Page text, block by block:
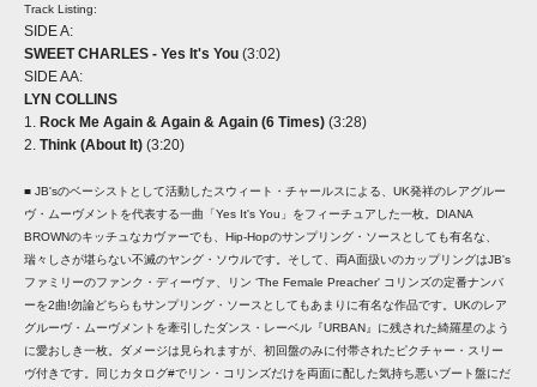
Track Listing:
SIDE A:
SWEET CHARLES - Yes It's You (3:02)
SIDE AA:
LYN COLLINS
1. Rock Me Again & Again & Again (6 Times) (3:28)
2. Think (About It) (3:20)
■ JB'sのベーシストとして活動したスウィート・チャールスによる、UK発祥のレアグルー
ヴ・ムーヴメントを代表する一曲「Yes It's You」をフィーチュアした一枚。DIANA
BROWNのキッチュなカヴァーでも、Hip-Hopのサンプリング・ソースとしても有名な、
瑞々しさが堪らない不滅のヤング・ソウルです。そして、両A面扱いのカップリングはJB's
ファミリーのファンク・ディーヴァ、リン ‘The Female Preacher' コリンズの定番ナンバ
ーを2曲!勿論どちらもサンプリング・ソースとしてもあまりに有名な作品です。UKのレア
グルーヴ・ムーヴメントを牽引したダンス・レーベル『URBAN』に残された綺羅星のよう
に愛おしき一枚。ダメージは見られますが、初回盤のみに付帯されたピクチャー・スリー
ヴ付きです。同じカタログ#でリン・コリンズだけを両面に配した気持ち悪いブート盤にだ